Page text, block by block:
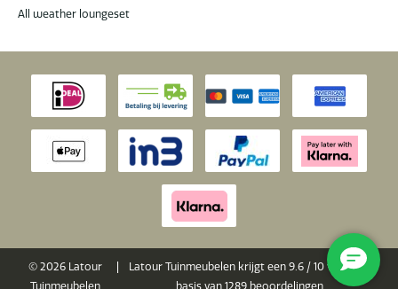
All weather loungeset
© 2026 Latour
Tuinmeubelen
Latour Tuinmeubelen krijgt een 9.6 / 10van 10 op
basis van1289 beoordelingen.